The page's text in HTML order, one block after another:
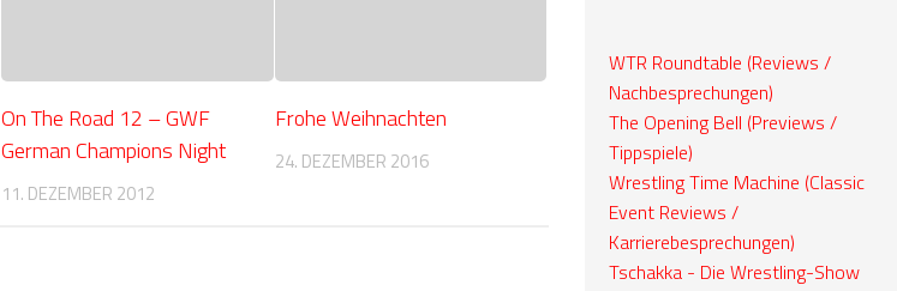
On The Road 12 – GWF
German Champions Night
11. DEZEMBER 2012
Frohe Weihnachten
24. DEZEMBER 2016
WTR Roundtable (Reviews /
Nachbesprechungen)
The Opening Bell (Previews /
Tippspiele)
Wrestling Time Machine (Classic
Event Reviews /
Karrierebesprechungen)
Tschakka - Die Wrestling-Show